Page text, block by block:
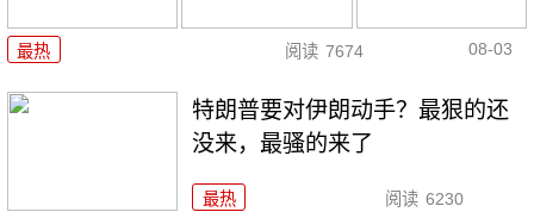
最热 阅读 7674 08-03
特朗普要对伊朗动手？最狠的还
没来，最骚的来了
最热 阅读 6230